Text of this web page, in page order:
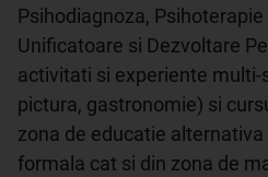
Psihodiagnoza,
Unificatoare si Dezvoltare
activitati si experiente multi-
pictura, gastronomie) si
zona de educatie
formala cat si din zona de